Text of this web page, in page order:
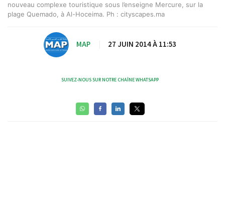
nouveau complexe touristique sous l’enseigne Mercure, sur la
plage Quemado, à Al-Hoceima. Ph : cityscapes.ma
MAP 27 JUIN 2014 À 11:53
SUIVEZ-NOUS SUR NOTRE CHAÎNE WHATSAPP